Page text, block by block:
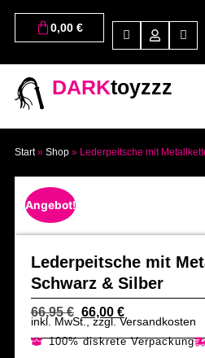
0,00 €
DARKtoyzzz
Start» Shop» Lederpeitsche mit
Angebot!
Lederpeitsche mit
Schwarz & Silber
66,95€ 66,00 €
inkl. MwSt., zzgl. Versandkosten
100% diskrete Verpackung